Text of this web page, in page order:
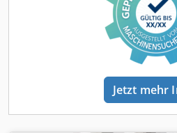
touchscreen control panel and
for accurate and intuitive
electronically synchronized with
cutting machine, providing
reliable performance, and
automated production lines.
Jetzt mehr